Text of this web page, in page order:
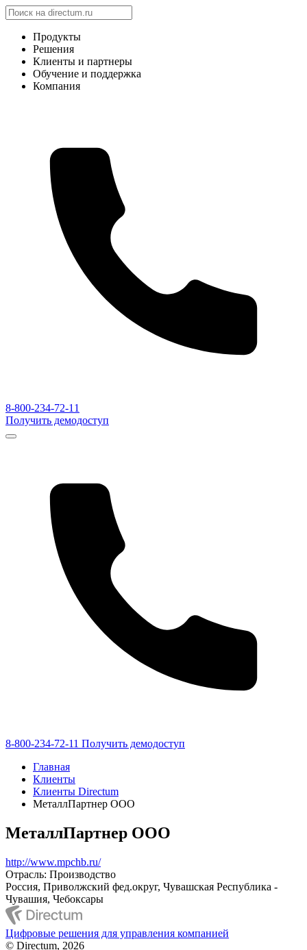
Продукты
Решения
Клиенты и партнеры
Обучение и поддержка
Компания
8-800-234-72-11
Получить демодоступ
8-800-234-72-11 Получить демодоступ
Главная
Клиенты
Клиенты Directum
МеталлПартнер ООО
МеталлПартнер ООО
http://www.mpchb.ru/
Отрасль: Производство
Россия, Приволжский фед.округ, Чувашская Республика -
Чувашия, Чебоксары
Цифровые решения для управления компанией
© Directum, 2026